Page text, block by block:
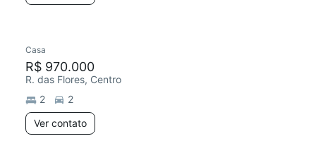
Casa
R$ 970.000
R. das Flores, Centro
2
2
Ver contato